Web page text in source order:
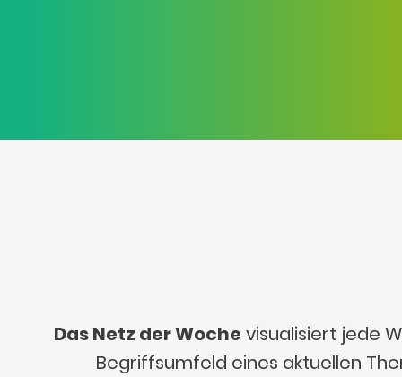
Das Netz der Woche visualisiert jede
Begriffsumfeld eines aktuellen